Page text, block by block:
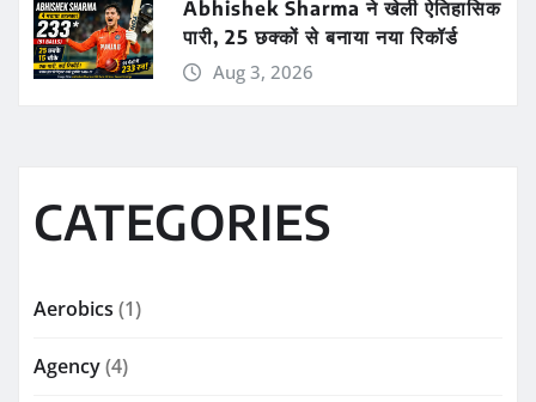
Abhishek Sharma ने खेली ऐतिहासिक
पारी, 25 छक्कों से बनाया नया रिकॉर्ड
Aug 3, 2026
CATEGORIES
Aerobics (1)
Agency(4)